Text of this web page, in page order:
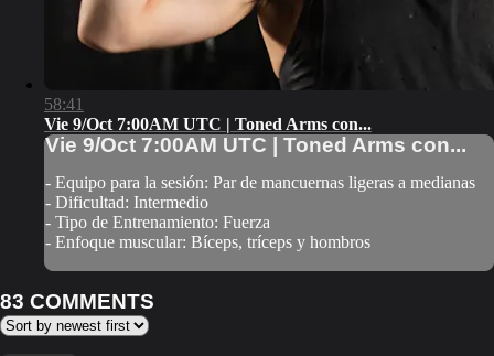
58:41
Vie 9/Oct 7:00AM UTC | Toned Arms con...
Vie 9/Oct 7:00AM UTC | Toned Arms con...
- Equipo para la sesión: Par de mancuernas ligeras a medianas
- Dificultad: Intermedio
- Tipo de Entrenamiento: Fuerza
- Enfoque muscular: Bíceps, tríceps y hombros
83 COMMENTS